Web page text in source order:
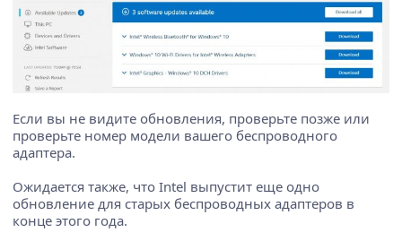
Если вы не видите обновления, проверьте позже или
проверьте номер модели вашего беспроводного
адаптера.
Ожидается также, что Intel выпустит еще одно
обновление для старых беспроводных адаптеров в
конце этого года.